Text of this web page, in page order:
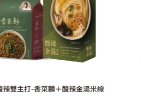
辣雙主打-香菜麵＋酸辣金湯米線